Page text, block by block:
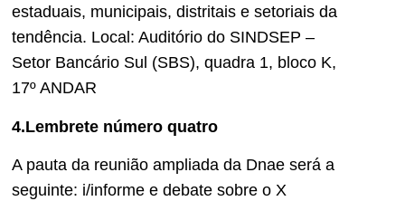
estaduais, municipais, distritais e setoriais da
tendência. Local: Auditório do SINDSEP –
Setor Bancário Sul (SBS), quadra 1, bloco K,
17º ANDAR
4.Lembrete número quatro
A pauta da reunião ampliada da Dnae será a
seguinte: i/informe e debate sobre o X